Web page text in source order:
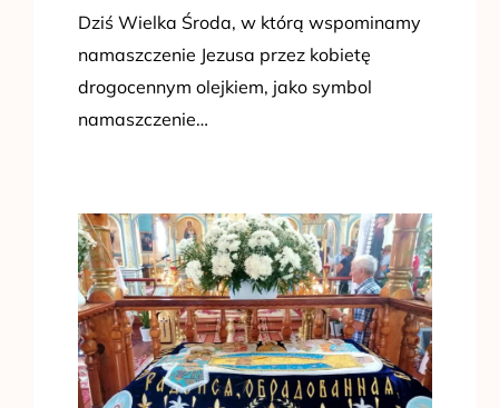
Dziś Wielka Środa, w którą wspominamy
namaszczenie Jezusa przez kobietę
drogocennym olejkiem, jako symbol
namaszczenie…